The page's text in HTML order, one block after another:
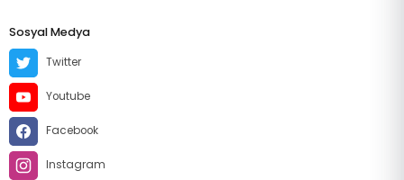
Sosyal Medya
Twitter
Youtube
Facebook
Instagram